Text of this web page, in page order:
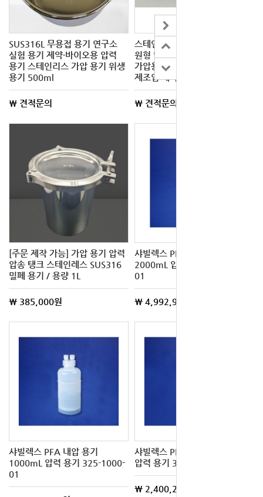
SUS316L 무용접 용기 연구소
실험 용기 제약·바이오용 압력
용기 스테인리스 가압 용기 위생
용기 500ml
\ 견적문의
스테인리스 SUS316L 압력용기
원형 밀폐용기 실험실용
가압용기 제약 식품 화장품
제조업 제약용기
\ 견적문의
[주문 제작 가능] 가압 용기 압력
압송 탱크 스테인레스 SUS316
밀폐 용기 / 용량 1L
\ 385,000원
샤빌렉스 PFA 내압 용기
2000mL 압력 용기 325-2000-
01
\ 4,992,900원
샤빌렉스 PFA 내압 용기
1000mL 압력 용기 325-1000-
01
샤빌렉스 PFA 내압 용기 750mL
압력 용기 325-0075-01
\ 2,400,200원